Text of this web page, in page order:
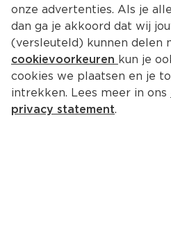
PLUS Boerentrots
rookworst mager
onze advertenties. Als je
dan ga je akkoord dat wij
(versleuteld) kunnen delen
cookievoorkeuren kun je
cookies we plaatsen en je
intrekken. Lees meer in ons
privacy statement.